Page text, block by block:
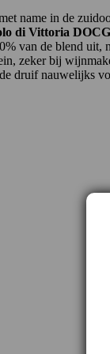
name in de
di Vittoria DOCG
van de blend uit,
zeker bij
druif nauwelijks